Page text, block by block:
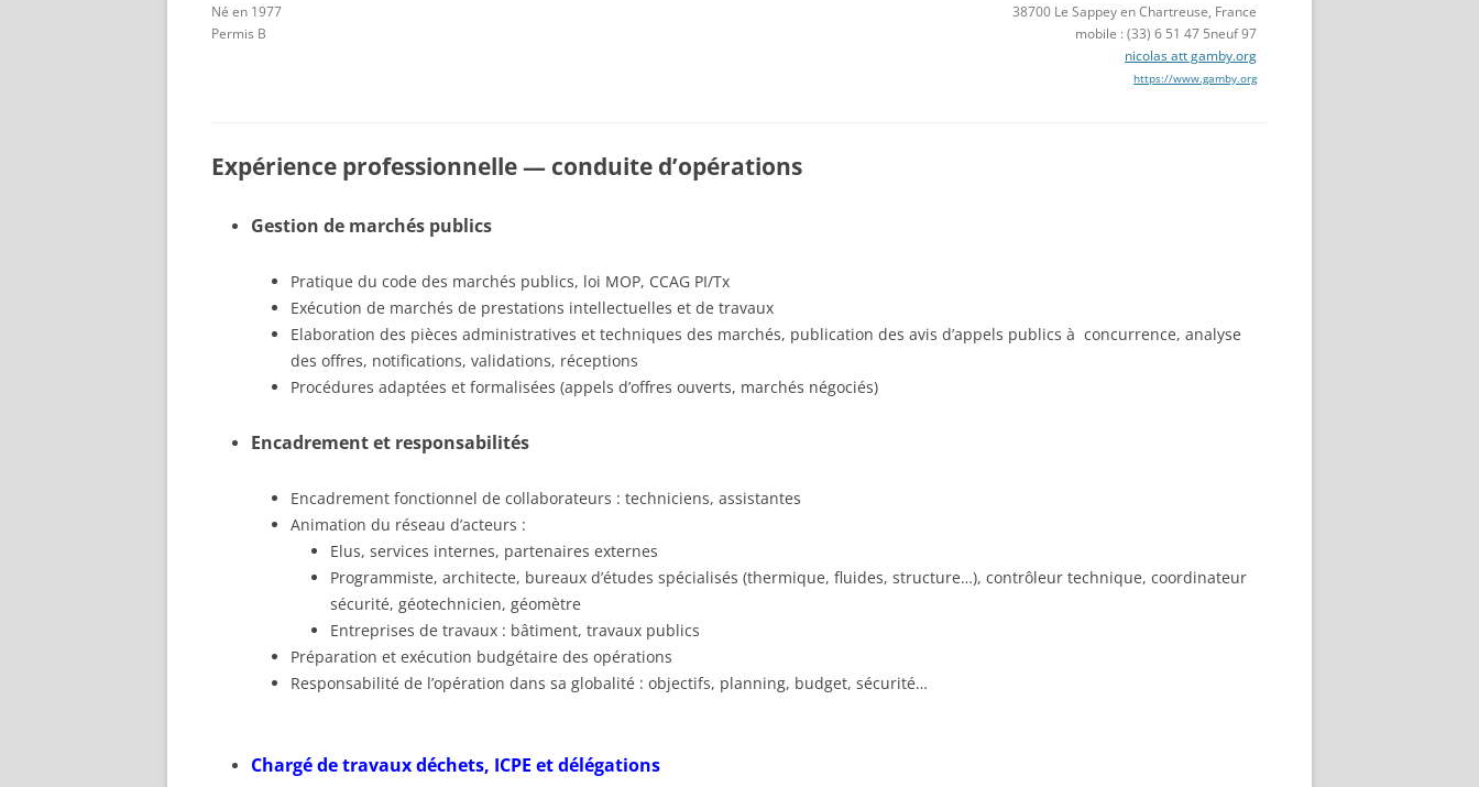
Né en 1977
Permis B
38700 Le Sappey en Chartreuse, France
mobile : (33) 6 51 47 5neuf 97
nicolas att gamby.org
https://www.gamby.org
Expérience professionnelle — conduite d’opérations
Gestion de marchés publics
Pratique du code des marchés publics, loi MOP, CCAG PI/Tx
Exécution de marchés de prestations intellectuelles et de travaux
Elaboration des pièces administratives et techniques des marchés, publication des avis d’appels publics à concurrence, analyse
des offres, notifications, validations, réceptions
Procédures adaptées et formalisées (appels d’offres ouverts, marchés négociés)
Encadrement et responsabilités
Encadrement fonctionnel de collaborateurs : techniciens, assistantes
Animation du réseau d’acteurs :
Elus, services internes, partenaires externes
Programmiste, architecte, bureaux d’études spécialisés (thermique, fluides, structure…), contrôleur technique, coordinateur
sécurité, géotechnicien, géomètre
Entreprises de travaux : bâtiment, travaux publics
Préparation et exécution budgétaire des opérations
Responsabilité de l’opération dans sa globalité : objectifs, planning, budget, sécurité…
Chargé de travaux déchets, ICPE et délégations